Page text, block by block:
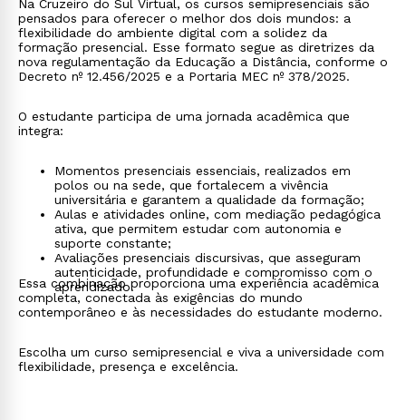
Na Cruzeiro do Sul Virtual, os cursos semipresenciais são
pensados para oferecer o melhor dos dois mundos: a
flexibilidade do ambiente digital com a solidez da
formação presencial. Esse formato segue as diretrizes da
nova regulamentação da Educação a Distância, conforme o
Decreto nº 12.456/2025 e a Portaria MEC nº 378/2025.
O estudante participa de uma jornada acadêmica que
integra:
Momentos presenciais essenciais, realizados em
polos ou na sede, que fortalecem a vivência
universitária e garantem a qualidade da formação;
Aulas e atividades online, com mediação pedagógica
ativa, que permitem estudar com autonomia e
suporte constante;
Avaliações presenciais discursivas, que asseguram
autenticidade, profundidade e compromisso com o
aprendizado.
Essa combinação proporciona uma experiência acadêmica
completa, conectada às exigências do mundo
contemporâneo e às necessidades do estudante moderno.
Escolha um curso semipresencial e viva a universidade com
flexibilidade, presença e excelência.